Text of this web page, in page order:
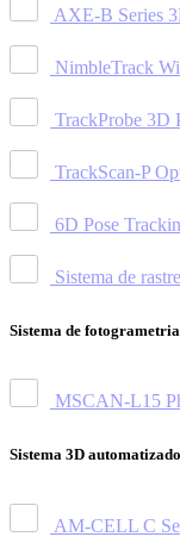
AXE-B Series
NimbleTrack
TrackProbe 3D
TrackScan-P
6D Pose
Sistema de
Sistema de fotogrametria
MSCAN-L15
Sistema 3D automatizado
AM-CELL C